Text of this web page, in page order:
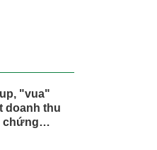
tài sản
"vua"
doanh thu
chứng